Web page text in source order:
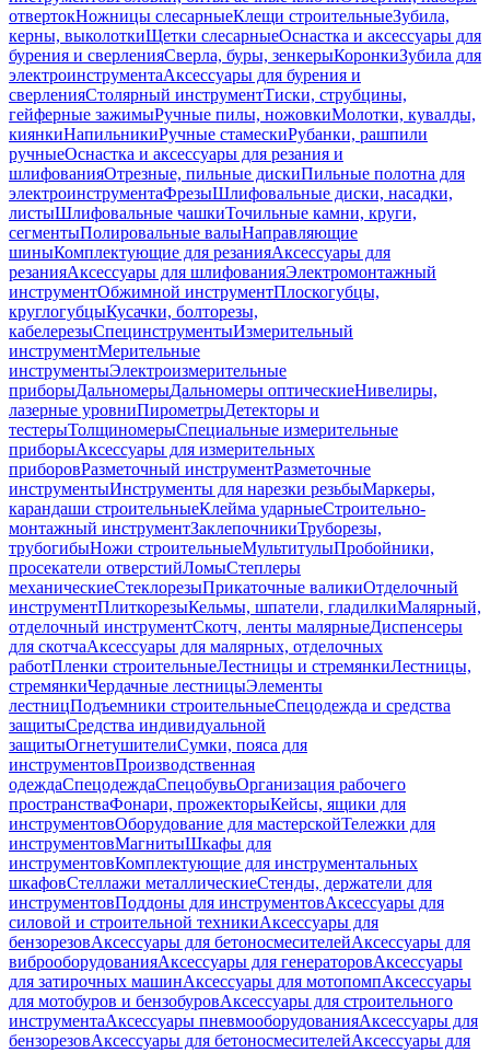
отвертокНожницы слесарныеКлещи строительныеЗубила,
керны, выколоткиЩетки слесарныеОснастка и аксессуары для
бурения и сверленияСверла, буры, зенкерыКоронкиЗубила для
электроинструментаАксессуары для бурения и
сверленияСтолярный инструментТиски, струбцины,
гейферные зажимыРучные пилы, ножовкиМолотки, кувалды,
киянкиНапильникиРучные стамескиРубанки, рашпили
ручныеОснастка и аксессуары для резания и
шлифованияОтрезные, пильные дискиПильные полотна для
электроинструментаФрезыШлифовальные диски, насадки,
листыШлифовальные чашкиТочильные камни, круги,
сегментыПолировальные валыНаправляющие
шиныКомплектующие для резанияАксессуары для
резанияАксессуары для шлифованияЭлектромонтажный
инструментОбжимной инструментПлоскогубцы,
круглогубцыКусачки, болторезы,
кабелерезыСпецинструментыИзмерительный
инструментМерительные
инструментыЭлектроизмерительные
приборыДальномерыДальномеры оптическиеНивелиры,
лазерные уровниПирометрыДетекторы и
тестерыТолщиномерыСпециальные измерительные
приборыАксессуары для измерительных
приборовРазметочный инструментРазметочные
инструментыИнструменты для нарезки резьбыМаркеры,
карандаши строительныеКлейма ударныеСтроительно-
монтажный инструментЗаклепочникиТруборезы,
трубогибыНожи строительныеМультитулыПробойники,
просекатели отверстийЛомыСтеплеры
механическиеСтеклорезыПрикаточные валикиОтделочный
инструментПлиткорезыКельмы, шпатели, гладилкиМалярный,
отделочный инструментСкотч, ленты малярныеДиспенсеры
для скотчаАксессуары для малярных, отделочных
работПленки строительныеЛестницы и стремянкиЛестницы,
стремянкиЧердачные лестницыЭлементы
лестницПодъемники строительныеСпецодежда и средства
защитыСредства индивидуальной
защитыОгнетушителиСумки, пояса для
инструментовПроизводственная
одеждаСпецодеждаСпецобувьОрганизация рабочего
пространстваФонари, прожекторыКейсы, ящики для
инструментовОборудование для мастерскойТележки для
инструментовМагнитыШкафы для
инструментовКомплектующие для инструментальных
шкафовСтеллажи металлическиеСтенды, держатели для
инструментовПоддоны для инструментовАксессуары для
силовой и строительной техникиАксессуары для
бензорезовАксессуары для бетоносмесителейАксессуары для
виброоборудованияАксессуары для генераторовАксессуары
для затирочных машинАксессуары для мотопомпАксессуары
для мотобуров и бензобуровАксессуары для строительного
инструментаАксессуары пневмооборудованияАксессуары для
бензорезовАксессуары для бетоносмесителейАксессуары для